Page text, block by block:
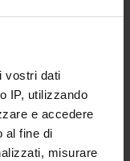
vostri dati
IP, utilizzando
e accedere
al fine di
misurare